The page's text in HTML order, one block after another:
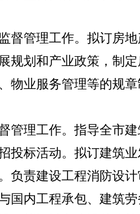
督管理工作。拟订房
规划和产业政策，制
物业服务管理等的规
管理工作。 指导全市
投标活动。拟订建筑
负责建设工程消防设
国内工程承包、建筑劳